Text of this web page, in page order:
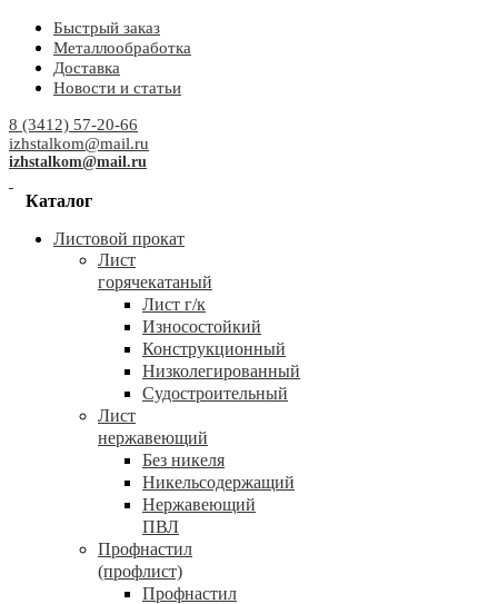
Быстрый заказ
Металлообработка
Доставка
Новости и статьи
8 (3412) 57-20-66
izhstalkom@mail.ru
izhstalkom@mail.ru
Каталог
Листовой прокат
Лист
горячекатаный
Лист г/к
Износостойкий
Конструкционный
Низколегированный
Судостроительный
Лист
нержавеющий
Без никеля
Никельсодержащий
Нержавеющий
ПВЛ
Профнастил
(профлист)
Профнастил